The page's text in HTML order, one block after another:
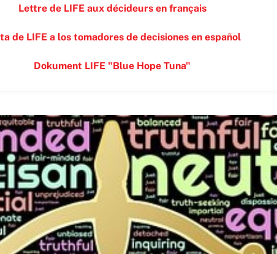
Lettre de LIFE aux décideurs en français
de LIFE a los tomadores de decisiones en español
Dokument LIFE "Blue Hope Tuna"